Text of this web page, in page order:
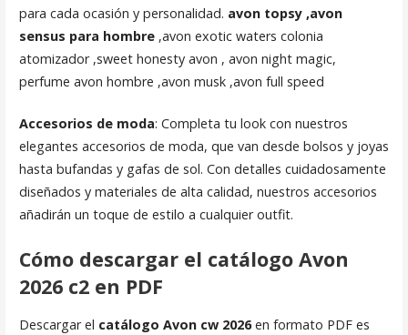
para cada ocasión y personalidad. avon topsy ,avon
sensus para hombre,avon exotic waters colonia
atomizador ,sweet honesty avon , avon night magic,
perfume avon hombre ,avon musk ,avon full speed
Accesorios de moda: Completa tu look con nuestros
elegantes accesorios de moda, que van desde bolsos y joyas
hasta bufandas y gafas de sol. Con detalles cuidadosamente
diseñados y materiales de alta calidad, nuestros accesorios
añadirán un toque de estilo a cualquier outfit.
Cómo descargar el catálogo Avon
2026 c2 en PDF
Descargar el catálogo Avon cw 2026en formato PDF es